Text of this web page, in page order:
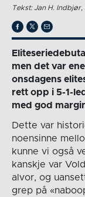
Tekst: Jan H.
men det var
onsdagens
rett opp i 5-1-
med god
Dette var
noensinne
kunne vi også
kanskje var
alvor, og
grep på